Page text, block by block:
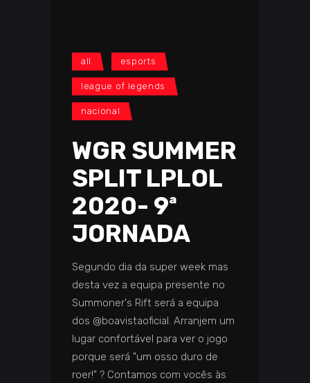
all esports
league of legends
nacional
WGR SUMMER
SPLIT LPLOL
2020- 9ª
JORNADA
Segundo dia da super week mas
desta vez a equipa presente no
Summoner's Rift será a equipa
dos @boavistaoficial. Arranjem um
lugar confortável para ver o jogo
porque será "um osso duro de
roer!" ? Contamos com vocês às